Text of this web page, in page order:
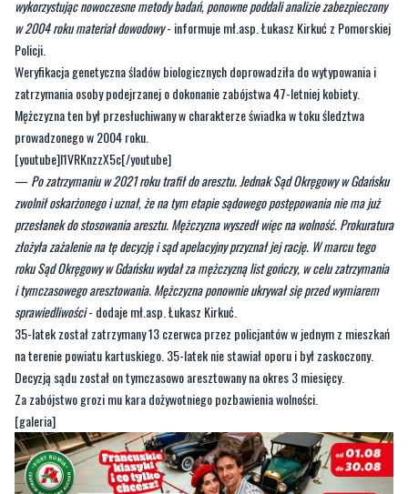
wykorzystując nowoczesne metody badań, ponowne poddali analizie zabezpieczony
w 2004 roku materiał dowodowy- informuje mł.asp. Łukasz Kirkuć z Pomorskiej
Policji.
Weryfikacja genetyczna śladów biologicznych doprowadziła do wytypowania i
zatrzymania osoby podejrzanej o dokonanie zabójstwa 47-letniej kobiety.
Mężczyzna ten był przesłuchiwany w charakterze świadka w toku śledztwa
prowadzonego w 2004 roku.
[youtube]I1VRKnzzX5c[/youtube]
— Po zatrzymaniu w 2021 roku trafił do aresztu. Jednak Sąd Okręgowy w Gdańsku
zwolnił oskarżonego i uznał, że na tym etapie sądowego postępowania nie ma już
przesłanek do stosowania aresztu. Mężczyzna wyszedł więc na wolność. Prokuratura
złożyła zażalenie na tę decyzję i sąd apelacyjny przyznał jej rację. W marcu tego
roku Sąd Okręgowy w Gdańsku wydał za mężczyzną list gończy, w celu zatrzymania
i tymczasowego aresztowania. Mężczyzna ponownie ukrywał się przed wymiarem
sprawiedliwości- dodaje mł.asp. Łukasz Kirkuć.
35-latek został zatrzymany 13 czerwca przez policjantów w jednym z mieszkań
na terenie powiatu kartuskiego. 35-latek nie stawiał oporu i był zaskoczony.
Decyzją sądu został on tymczasowo aresztowany na okres 3 miesięcy.
Za zabójstwo grozi mu kara dożywotniego pozbawienia wolności.
[galeria]